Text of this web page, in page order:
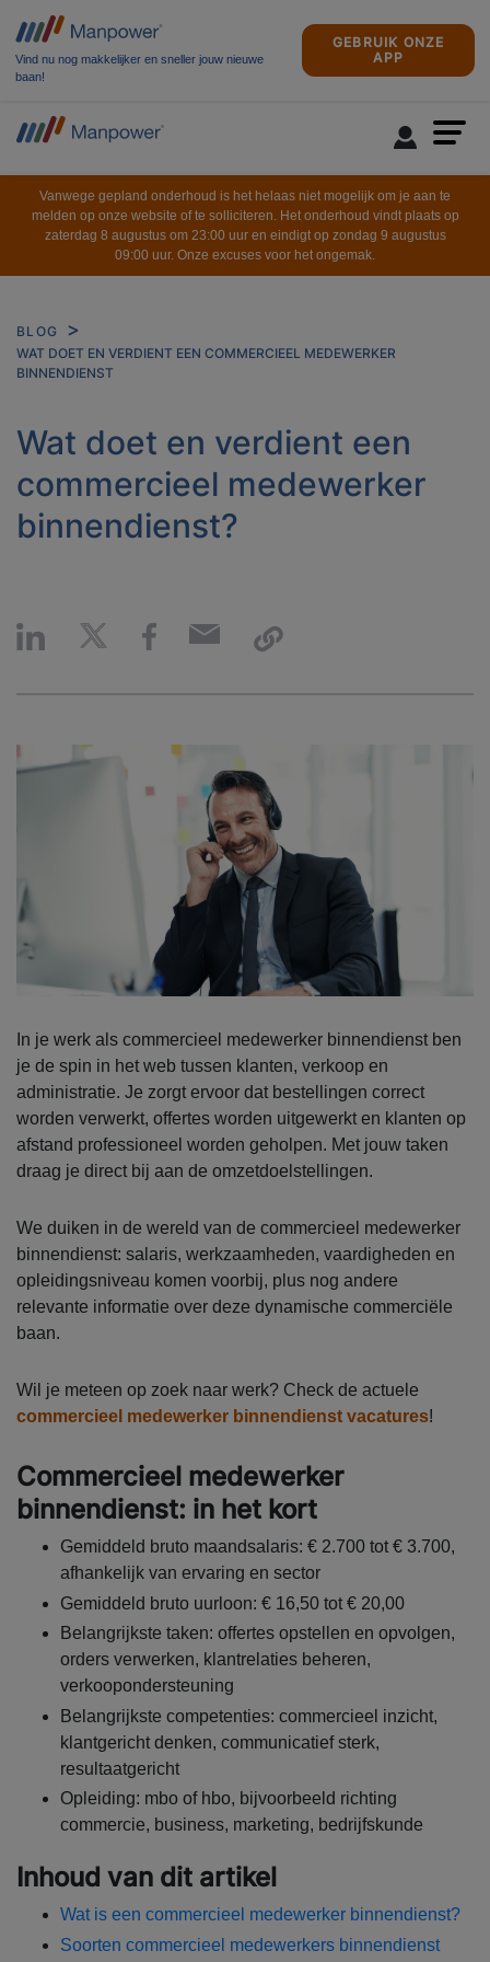
Vind nu nog makkelijker en sneller jouw nieuwe
baan!
GEBRUIK ONZE
APP
Vanwege gepland onderhoud is het helaas niet mogelijk om je aan te
melden op onze website of te solliciteren. Het onderhoud vindt plaats op
zaterdag 8 augustus om 23:00 uur en eindigt op zondag 9 augustus
09:00 uur. Onze excuses voor het ongemak.
BLOG
WAT DOET EN VERDIENT EEN COMMERCIEEL MEDEWERKER
BINNENDIENST
Wat doet en verdient een
commercieel medewerker
binnendienst?
In je werk als commercieel medewerker binnendienst ben
je de spin in het web tussen klanten, verkoop en
administratie. Je zorgt ervoor dat bestellingen correct
worden verwerkt, offertes worden uitgewerkt en klanten op
afstand professioneel worden geholpen. Met jouw taken
draag je direct bij aan de omzetdoelstellingen.
We duiken in de wereld van de commercieel medewerker
binnendienst: salaris, werkzaamheden, vaardigheden en
opleidingsniveau komen voorbij, plus nog andere
relevante informatie over deze dynamische commerciële
baan.
Wil je meteen op zoek naar werk? Check de actuele
commercieel medewerker binnendienst vacatures!
Commercieel medewerker
binnendienst: in het kort
Gemiddeld bruto maandsalaris: € 2.700 tot € 3.700,
afhankelijk van ervaring en sector
Gemiddeld bruto uurloon: € 16,50 tot € 20,00
Belangrijkste taken: offertes opstellen en opvolgen,
orders verwerken, klantrelaties beheren,
verkoopondersteuning
Belangrijkste competenties: commercieel inzicht,
klantgericht denken, communicatief sterk,
resultaatgericht
Opleiding: mbo of hbo, bijvoorbeeld richting
commercie, business, marketing, bedrijfskunde
Inhoud van dit artikel
Wat is een commercieel medewerker binnendienst?
Soorten commercieel medewerkers binnendienst